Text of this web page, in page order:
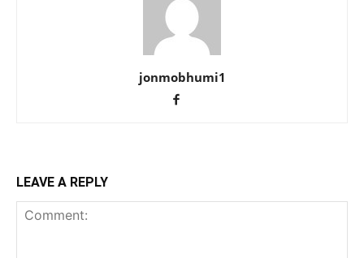
jonmobhumi1
LEAVE A REPLY